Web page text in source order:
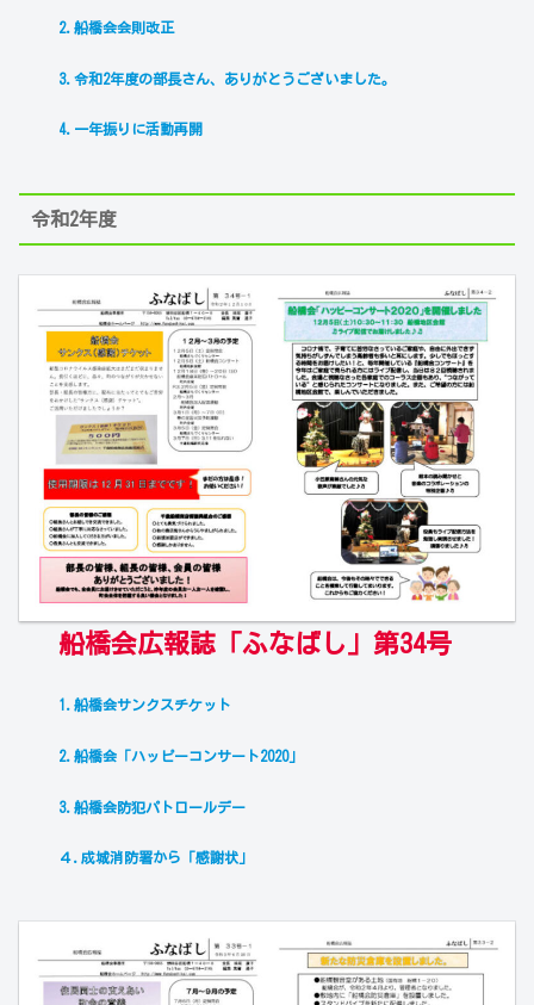
2.船橋会会則改正
3.令和2年度の部長さん、ありがとうございました。
4.一年振りに活動再開
令和2年度
船橋会広報誌「ふなばし」第34号
1.船橋会サンクスチケット
2.船橋会「ハッピーコンサート2020」
3.船橋会防犯パトロールデー
４.成城消防署から「感謝状」